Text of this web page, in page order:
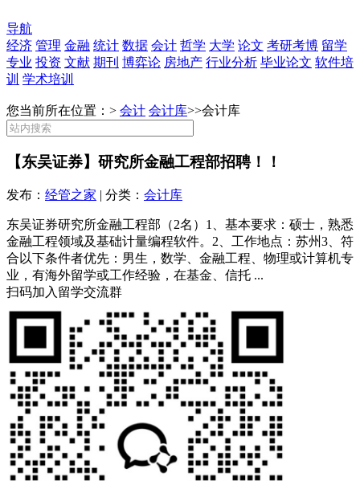
导航
经济 管理 金融 统计 数据 会计 哲学 大学 论文 考研考博 留学
专业 投资 文献 期刊 博弈论 房地产 行业分析 毕业论文 软件培
训 学术培训
您当前所在位置：> 会计 会计库>>会计库
【东吴证券】研究所金融工程部招聘！！
发布： 经管之家 | 分类： 会计库
东吴证券研究所金融工程部（2名）1、基本要求：硕士，熟悉
金融工程领域及基础计量编程软件。2、工作地点：苏州3、符
合以下条件者优先：男生，数学、金融工程、物理或计算机专
业，有海外留学或工作经验，在基金、信托 ...
扫码加入留学交流群